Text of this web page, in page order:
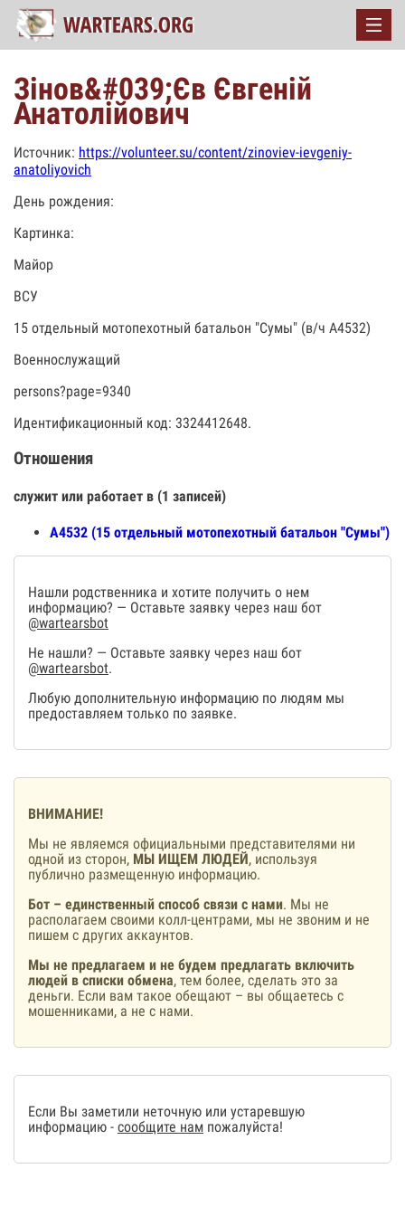
Зінов&#039;Єв Євгеній
Анатолійович
Источник: https://volunteer.su/content/zinoviev-ievgeniy-
anatoliyovich
День рождения:
Картинка:
Майор
ВСУ
15 отдельный мотопехотный батальон "Сумы" (в/ч А4532)
Военнослужащий
persons?page=9340
Идентификационный код: 3324412648.
Отношения
служит или работает в (1 записей)
А4532 (15 отдельный мотопехотный батальон "Сумы")
Нашли родственника и хотите получить о нем
информацию? — Оставьте заявку через наш бот
@wartearsbot
Не нашли? — Оставьте заявку через наш бот
@wartearsbot.
Любую дополнительную информацию по людям мы
предоставляем только по заявке.
ВНИМАНИЕ!
Мы не являемся официальными представителями ни
одной из сторон, МЫ ИЩЕМ ЛЮДЕЙ, используя
публично размещенную информацию.
Бот – единственный способ связи с нами. Мы не
располагаем своими колл-центрами, мы не звоним и не
пишем с других аккаунтов.
Мы не предлагаем и не будем предлагать включить
людей в списки обмена, тем более, сделать это за
деньги. Если вам такое обещают – вы общаетесь с
мошенниками, а не с нами.
Если Вы заметили неточную или устаревшую
информацию - сообщите нам пожалуйста!